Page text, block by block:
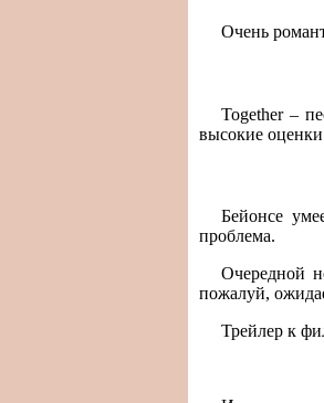
Очень
Together –
высокие
Бейонсе
проблема.
Очередной
пожалуй,
Трейлер к